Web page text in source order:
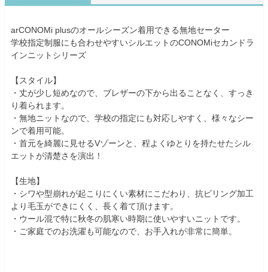
arCONOMi plusのオールシーズン着用できる無地セーター
学校指定制服にも合わせやすいシルエットのCONOMiセカンドラ
インニットシリーズ
【スタイル】
・丈が少し短めなので、ブレザーの下から出ることなく、すっき
り着られます。
・無地ニットなので、学校の指定にも対応しやすく、様々なシー
ンで着用可能。
・首元を綺麗に見せるVゾーンと、程よくゆとりを持たせたシル
エットが清楚さを演出！
【生地】
・シワや型崩れが起こりにくい素材にこだわり、抗ピリング加工
より毛玉ができにくく、長く着て頂けます。
・ウール混で特に秋冬の肌寒い時期に使いやすいニットです。
・ご家庭でのお洗濯も可能なので、お手入れが非常に簡単。